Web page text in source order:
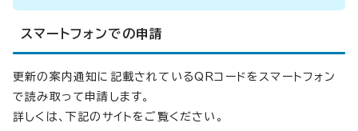
スマートフォンでの申請
更新の案内通知に記載されているQRコードをスマートフォン
で読み取って申請します。
詳しくは、下記のサイトをご覧ください。